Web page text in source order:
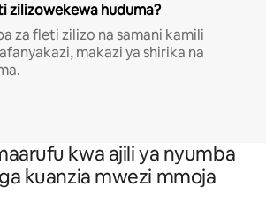
zilizowekewa huduma?
za fleti zilizo na samani kamili
makazi ya shirika na
kwa ajili ya nyumba
kuanzia mwezi mmoja